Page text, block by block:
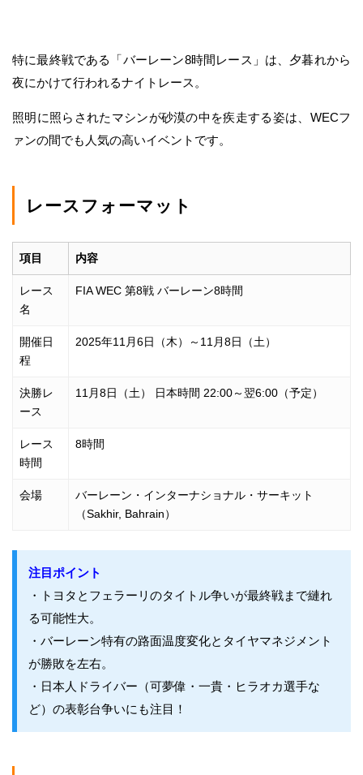
特に最終戦である「バーレーン8時間レース」は、夕暮れから
夜にかけて行われるナイトレース。
照明に照らされたマシンが砂漠の中を疾走する姿は、WECフ
ァンの間でも人気の高いイベントです。
レースフォーマット
項目 内容
レース
名
FIA WEC 第8戦 バーレーン8時間
開催日
程
2025年11月6日（木）～11月8日（土）
決勝レ
ース
11月8日（土） 日本時間 22:00～翌6:00（予定）
レース
時間
8時間
会場
バーレーン・インターナショナル・サーキット
（Sakhir, Bahrain）
注目ポイント
・トヨタとフェラーリのタイトル争いが最終戦まで縺れ
る可能性大。
・バーレーン特有の路面温度変化とタイヤマネジメント
が勝敗を左右。
・日本人ドライバー（可夢偉・一貴・ヒラオカ選手な
ど）の表彰台争いにも注目！